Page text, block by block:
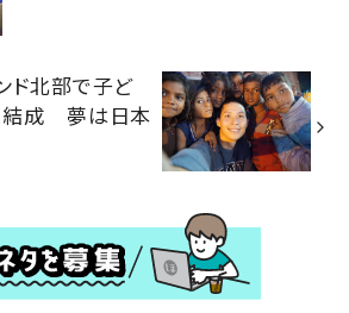
ド北部で子ど
結成 夢は日本